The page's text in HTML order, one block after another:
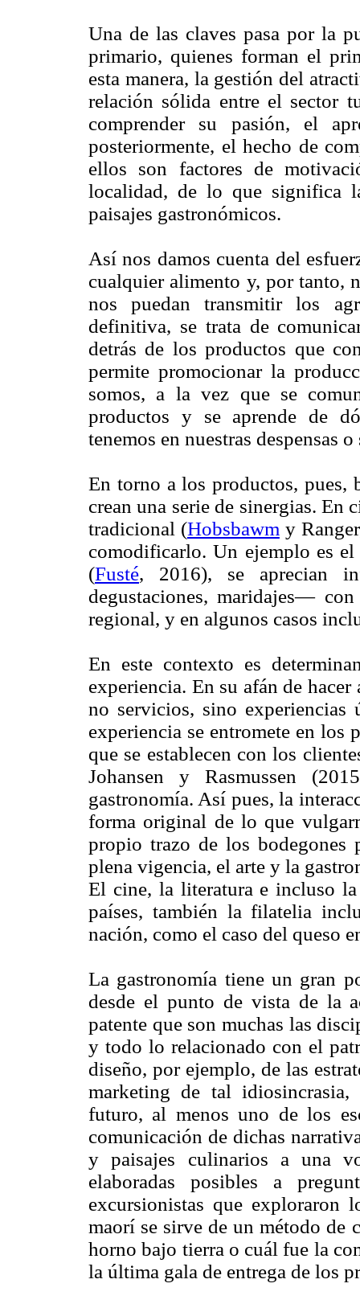
Una de las claves pasa por la
primario, quienes forman el
esta manera, la gestión del
relación sólida entre el sector
comprender su pasión, el
posteriormente, el hecho de
ellos son factores de
localidad, de lo que significa
paisajes gastronómicos.
Así nos damos cuenta del
cualquier alimento y, por tanto,
nos puedan transmitir los
definitiva, se trata de
detrás de los productos que
permite promocionar la
somos, a la vez que se
productos y se aprende de
tenemos en nuestras despensas
En torno a los productos, pues,
crean una serie de sinergias. En
tradicional (Hobsbawm y
comodificarlo. Un ejemplo es
(Fusté, 2016), se aprecian
degustaciones, maridajes—
regional, y en algunos casos
En este contexto es
experiencia. En su afán de
no servicios, sino
experiencia se entromete en los
que se establecen con los
Johansen y Rasmussen
gastronomía. Así pues, la
forma original de lo que
propio trazo de los
plena vigencia, el arte y la
El cine, la literatura e incluso
países, también la filatelia
nación, como el caso del queso
La gastronomía tiene un gran
desde el punto de vista de la
patente que son muchas las
y todo lo relacionado con el
diseño, por ejemplo, de las
marketing de tal
futuro, al menos uno de los
comunicación de dichas
y paisajes culinarios a una
elaboradas posibles a
excursionistas que exploraron
maorí se sirve de un método de
horno bajo tierra o cuál fue la
la última gala de entrega de los